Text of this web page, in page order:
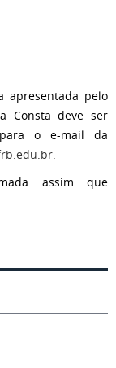
apresentada pelo
Consta deve ser
para o e-mail da
.
assim que